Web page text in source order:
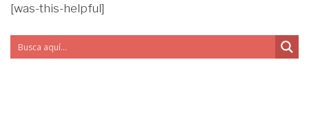
[was-this-helpful]